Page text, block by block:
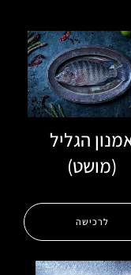
הגליל
(מושט)
לרכישה